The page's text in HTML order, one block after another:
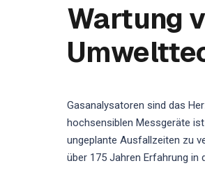
Wartung
Gasanalysatoren sind das
hochsensiblen Messgeräte
ungeplante Ausfallzeiten zu
über 175 Jahren Erfahrung in